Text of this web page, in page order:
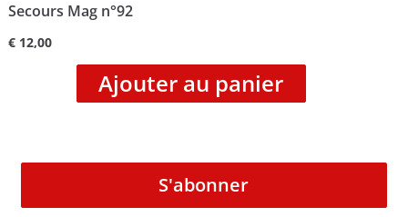
Secours Mag n°92
€12,00
Ajouter au panier
S'abonner